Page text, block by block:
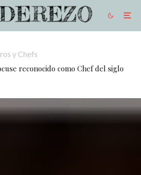
y Chefs
reconocido como Chef del siglo